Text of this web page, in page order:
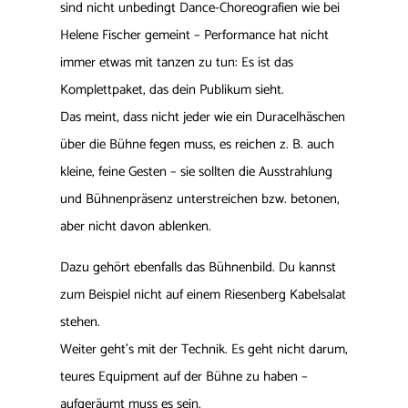
sind nicht unbedingt Dance-Choreografien wie bei
Helene Fischer gemeint – Performance hat nicht
immer etwas mit tanzen zu tun: Es ist das
Komplettpaket, das dein Publikum sieht.
Das meint, dass nicht jeder wie ein Duracelhäschen
über die Bühne fegen muss, es reichen z. B. auch
kleine, feine Gesten – sie sollten die Ausstrahlung
und Bühnenpräsenz unterstreichen bzw. betonen,
aber nicht davon ablenken.
Dazu gehört ebenfalls das Bühnenbild. Du kannst
zum Beispiel nicht auf einem Riesenberg Kabelsalat
stehen.
Weiter geht’s mit der Technik. Es geht nicht darum,
teures Equipment auf der Bühne zu haben –